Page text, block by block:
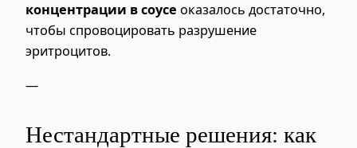
концентрации в соусе оказалось достаточно,
чтобы спровоцировать разрушение
эритроцитов.
—
Нестандартные решения: как